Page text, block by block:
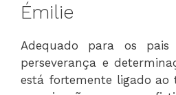
Émilie
Adequado para os
perseverança e
está fortemente ligado ao